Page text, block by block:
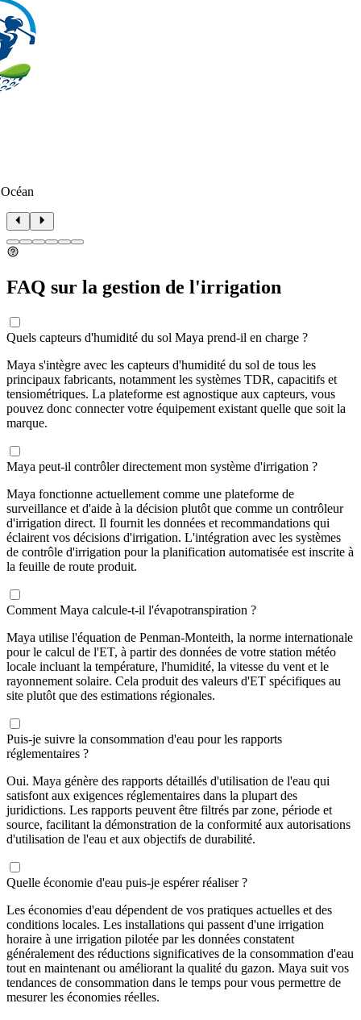
FAQ sur la gestion de l'irrigation
Quels capteurs d'humidité du sol Maya prend-il en charge ?
Maya s'intègre avec les capteurs d'humidité du sol de tous les
principaux fabricants, notamment les systèmes TDR, capacitifs et
tensiométriques. La plateforme est agnostique aux capteurs, vous
pouvez donc connecter votre équipement existant quelle que soit la
marque.
Maya peut-il contrôler directement mon système d'irrigation ?
Maya fonctionne actuellement comme une plateforme de
surveillance et d'aide à la décision plutôt que comme un contrôleur
d'irrigation direct. Il fournit les données et recommandations qui
éclairent vos décisions d'irrigation. L'intégration avec les systèmes
de contrôle d'irrigation pour la planification automatisée est inscrite à
la feuille de route produit.
Comment Maya calcule-t-il l'évapotranspiration ?
Maya utilise l'équation de Penman-Monteith, la norme internationale
pour le calcul de l'ET, à partir des données de votre station météo
locale incluant la température, l'humidité, la vitesse du vent et le
rayonnement solaire. Cela produit des valeurs d'ET spécifiques au
site plutôt que des estimations régionales.
Puis-je suivre la consommation d'eau pour les rapports
réglementaires ?
Oui. Maya génère des rapports détaillés d'utilisation de l'eau qui
satisfont aux exigences réglementaires dans la plupart des
juridictions. Les rapports peuvent être filtrés par zone, période et
source, facilitant la démonstration de la conformité aux autorisations
d'utilisation de l'eau et aux objectifs de durabilité.
Quelle économie d'eau puis-je espérer réaliser ?
Les économies d'eau dépendent de vos pratiques actuelles et des
conditions locales. Les installations qui passent d'une irrigation
horaire à une irrigation pilotée par les données constatent
généralement des réductions significatives de la consommation d'eau
tout en maintenant ou améliorant la qualité du gazon. Maya suit vos
tendances de consommation dans le temps pour vous permettre de
mesurer les économies réelles.